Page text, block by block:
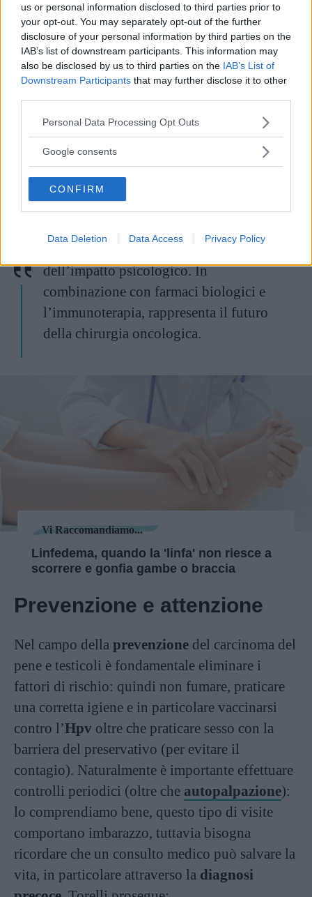
us or personal information disclosed to third parties prior to
your opt-out. You may separately opt-out of the further
disclosure of your personal information by third parties on the
IAB’s list of downstream participants. This information may
also be disclosed by us to third parties on the IAB’s List of
Downstream Participants that may further disclose it to other
Please note that this website/app uses one or more Google
not limited to your visit or usage behaviour. You may click to
use your data for below specified purposes in below Google
consent section.
Personal Data Processing Opt Outs
Google consents
CONFIRM
Data Deletion Data Access Privacy Policy
In Italia un fiore all’occhiello europeo
nell’ambito del trattamento del carcinoma del
pene e testicoli è l’Istituto Nazionale dei
Tumori di Milano . Questo avviene anche
chirurgia robotica
come spiega il dottorTullio Torelli, dirigente
medico di primo livello di Urologia:
Permette di rimuovere i linfonodi con
incisioni minime e grande precisione. I
pazienti apprezzano la riduzione
dell’impatto psicologico. In
combinazione con farmaci biologici e
l’immunoterapia, rappresenta il futuro
della chirurgia oncologica.
Vi Raccomandiamo...
Linfedema, quando la 'linfa' non riesce a
scorrere e gonfia gambe o braccia
Prevenzione e attenzione
Nel campo della prevenzione del carcinoma del
pene e testicoli è fondamentale eliminare i
fattori di rischio: quindi non fumare, praticare
una corretta igiene e in particolare vaccinarsi
contro l’Hpv oltre che praticare sesso con la
barriera del preservativo (per evitare il
contagio). Naturalmente è importante effettuare
controlli periodici (oltre che autopalpazione):
lo comprendiamo bene, questo tipo di visite
comportano imbarazzo, tuttavia bisogna
ricordare che un consulto medico può salvare la
vita, in particolare attraverso la diagnosi